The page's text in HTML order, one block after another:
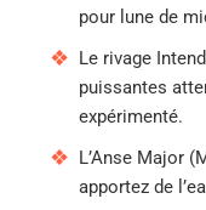
pour lune de
Le rivage
puissantes
expérimenté.
L’Anse Major
apportez de